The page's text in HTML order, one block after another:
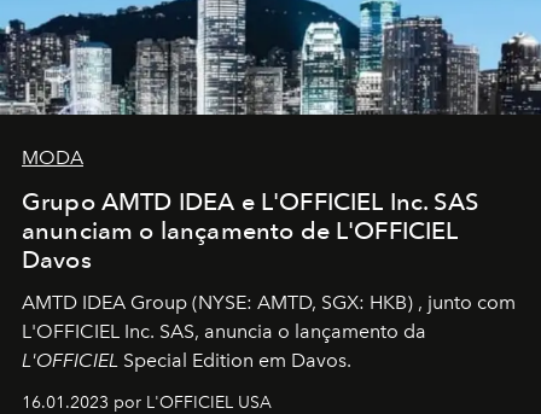
MODA
Grupo AMTD IDEA e L'OFFICIEL Inc. SAS
anunciam o lançamento de L'OFFICIEL
Davos
AMTD IDEA Group (NYSE: AMTD, SGX: HKB) , junto com
L'OFFICIEL Inc. SAS, anuncia o lançamento da
L'OFFICIEL Special Edition em Davos.
16.01.2023 por L'OFFICIEL USA